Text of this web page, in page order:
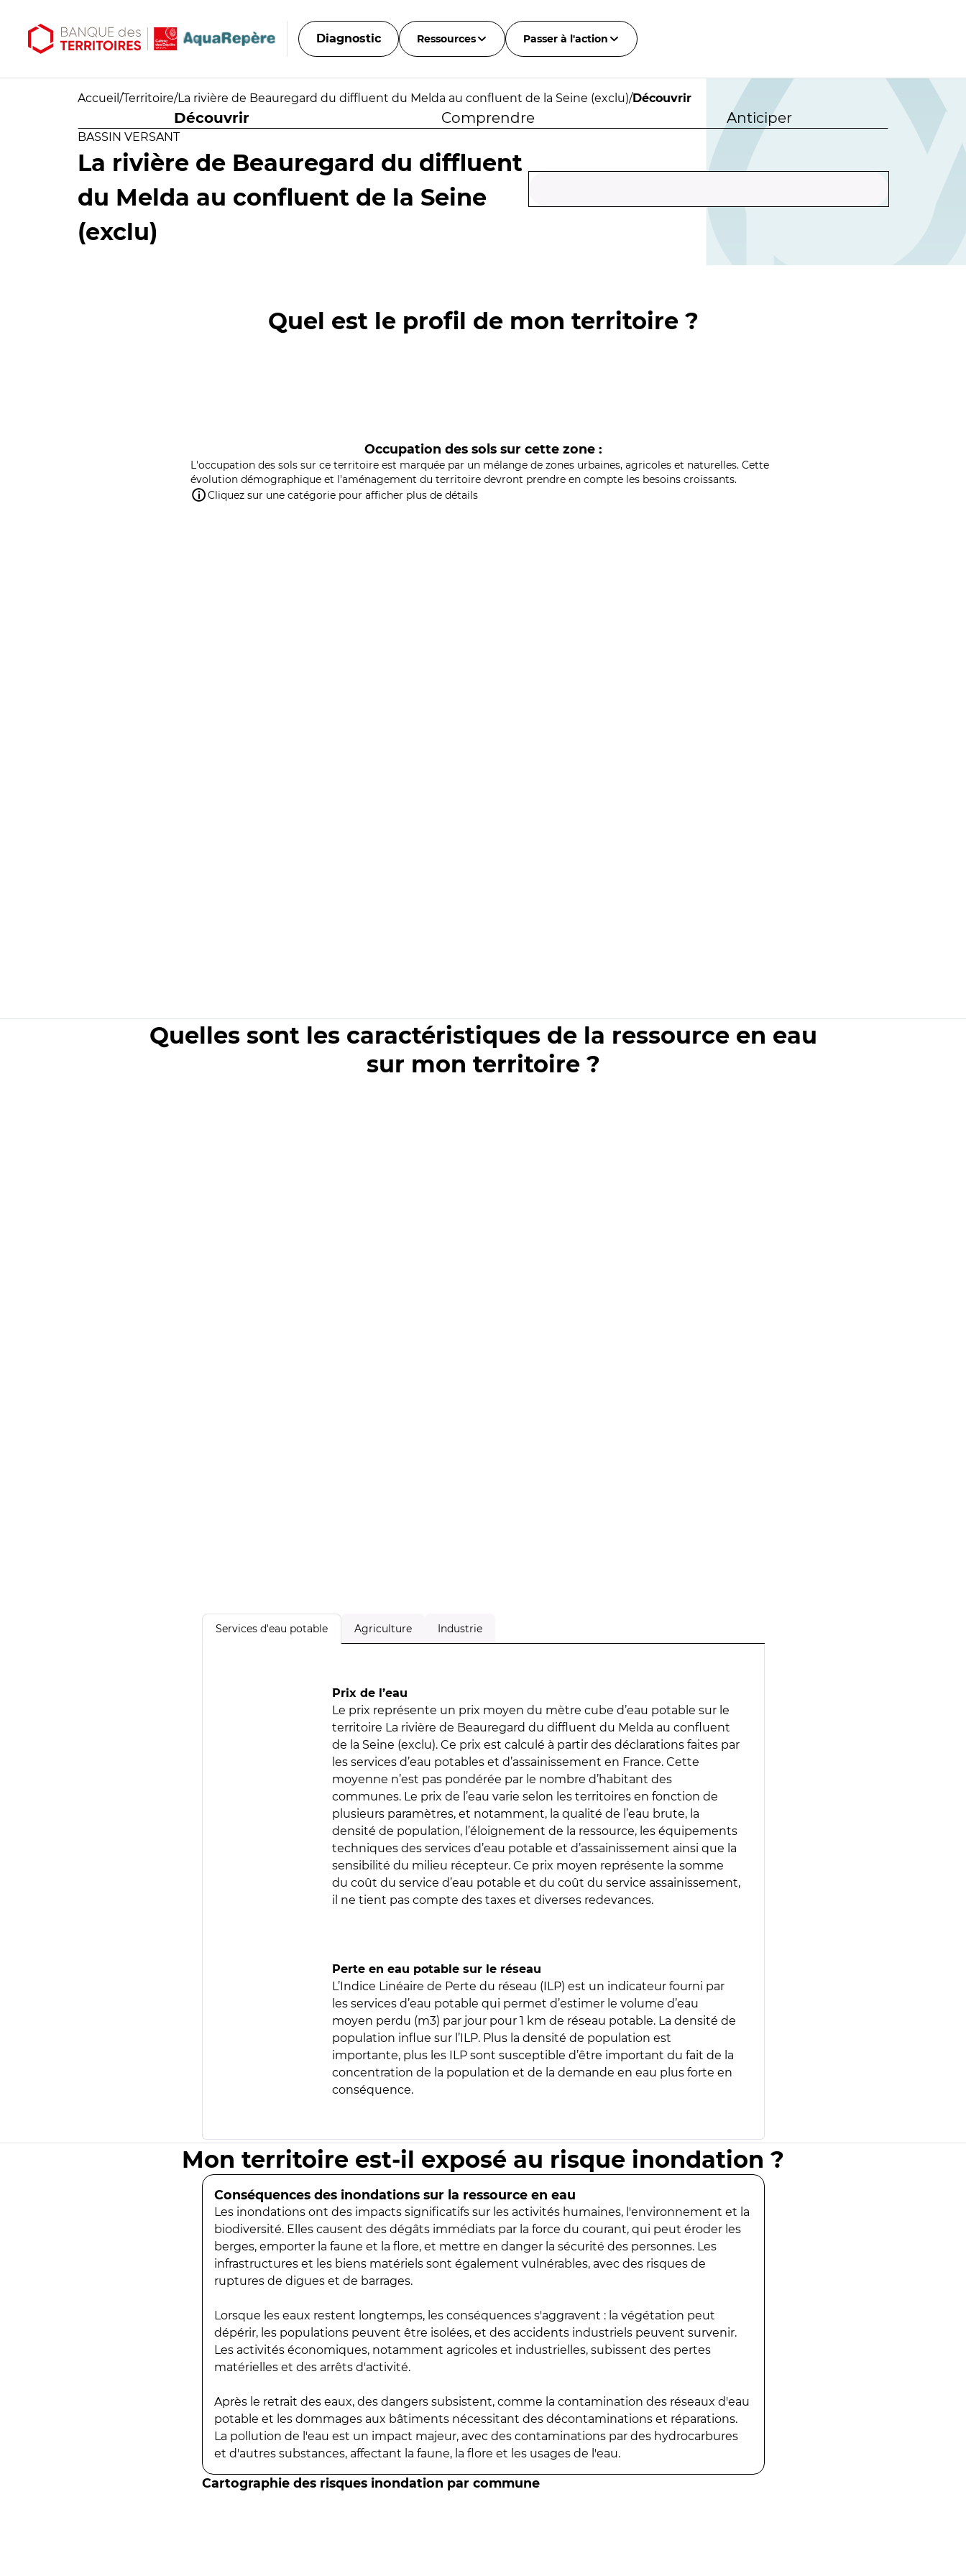
Diagnostic Ressources Passer à l'action
Accueil /Territoire/La rivière de Beauregard du diffluent du Melda au confluent de la Seine (exclu)/Découvrir
Découvrir Comprendre Anticiper
BASSIN VERSANT
La rivière de Beauregard du diffluent
du Melda au confluent de la Seine
(exclu)
Quel est le profil de mon territoire ?
Occupation des sols sur cette zone :
L'occupation des sols sur ce territoire est marquée par un mélange de zones urbaines, agricoles et naturelles. Cette
évolution démographique et l'aménagement du territoire devront prendre en compte les besoins croissants.
Cliquez sur une catégorie pour afficher plus de détails
Quelles sont les caractéristiques de la ressource en eau
sur mon territoire ?
Services d'eau potable Agriculture Industrie
Prix de l’eau
Le prix représente un prix moyen du mètre cube d’eau potable sur le
territoire La rivière de Beauregard du diffluent du Melda au confluent
de la Seine (exclu). Ce prix est calculé à partir des déclarations faites par
les services d’eau potables et d’assainissement en France. Cette
moyenne n’est pas pondérée par le nombre d’habitant des
communes. Le prix de l’eau varie selon les territoires en fonction de
plusieurs paramètres, et notamment, la qualité de l’eau brute, la
densité de population, l’éloignement de la ressource, les équipements
techniques des services d’eau potable et d’assainissement ainsi que la
sensibilité du milieu récepteur. Ce prix moyen représente la somme
du coût du service d’eau potable et du coût du service assainissement,
il ne tient pas compte des taxes et diverses redevances.
Perte en eau potable sur le réseau
L’Indice Linéaire de Perte du réseau (ILP) est un indicateur fourni par
les services d’eau potable qui permet d’estimer le volume d’eau
moyen perdu (m3) par jour pour 1 km de réseau potable. La densité de
population influe sur l’ILP. Plus la densité de population est
importante, plus les ILP sont susceptible d’être important du fait de la
concentration de la population et de la demande en eau plus forte en
conséquence.
Mon territoire est-il exposé au risque inondation ?
Conséquences des inondations sur la ressource en eau
Les inondations ont des impacts significatifs sur les activités humaines, l'environnement et la
biodiversité. Elles causent des dégâts immédiats par la force du courant, qui peut éroder les
berges, emporter la faune et la flore, et mettre en danger la sécurité des personnes. Les
infrastructures et les biens matériels sont également vulnérables, avec des risques de
ruptures de digues et de barrages.
Lorsque les eaux restent longtemps, les conséquences s'aggravent : la végétation peut
dépérir, les populations peuvent être isolées, et des accidents industriels peuvent survenir.
Les activités économiques, notamment agricoles et industrielles, subissent des pertes
matérielles et des arrêts d'activité.
Après le retrait des eaux, des dangers subsistent, comme la contamination des réseaux d'eau
potable et les dommages aux bâtiments nécessitant des décontaminations et réparations.
La pollution de l'eau est un impact majeur, avec des contaminations par des hydrocarbures
et d'autres substances, affectant la faune, la flore et les usages de l'eau.
Cartographie des risques inondation par commune